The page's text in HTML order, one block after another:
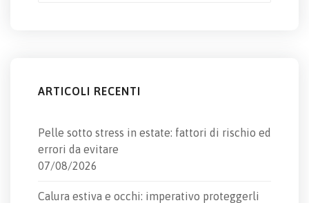
ARTICOLI RECENTI
Pelle sotto stress in estate: fattori di rischio ed
errori da evitare
07/08/2026
Calura estiva e occhi: imperativo proteggerli